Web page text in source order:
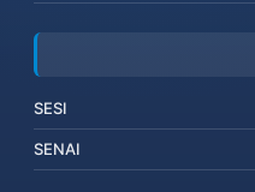
SESI
SENAI